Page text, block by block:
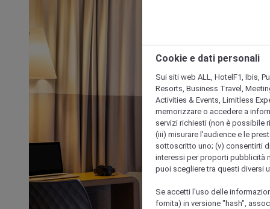
Cookie e dati personali
Sui siti web ALL, HotelF1, Ibis,
Resorts, Business Travel,
Activities & Events, Limitless
memorizzare o accedere a
servizi richiesti (non è possibile
(iii) misurare l'audience e le
sottoscritto uno; (v) consentirti
interessi per proporti pubblicità
puoi scegliere tra questi diversi
Se accetti l'uso delle
fornita) in versione "hash",